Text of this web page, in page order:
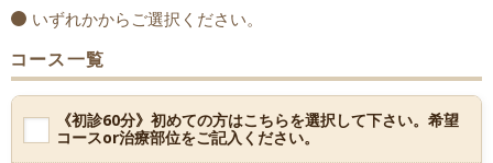
いずれかからご選択ください。
コース一覧
《初診60分》初めての方はこちらを選択して下さい。希望
コースor治療部位をご記入ください。